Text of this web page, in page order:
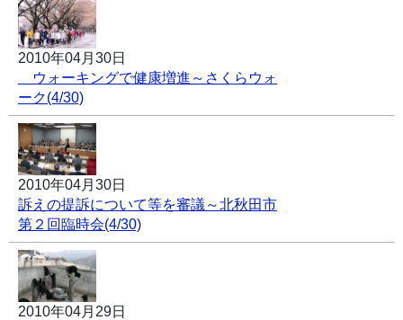
2010年04月30日
ウォーキングで健康増進～さくらウォ
ーク(4/30)
2010年04月30日
訴えの提訴について等を審議～北秋田市
第２回臨時会(4/30)
2010年04月29日